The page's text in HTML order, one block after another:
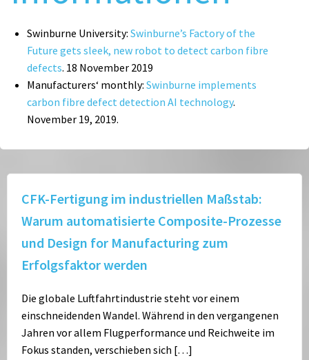
Swinburne University: Swinburne’s Factory of the
Future gets sleek, new robot to detect carbon fibre
defects. 18 November 2019
Manufacturers‘ monthly: Swinburne implements
carbon fibre defect detection AI technology.
November 19, 2019.
CFK-Fertigung im industriellen Maßstab:
Warum automatisierte Composite-Prozesse
und Design for Manufacturing zum
Erfolgsfaktor werden
Die globale Luftfahrtindustrie steht vor einem
einschneidenden Wandel. Während in den vergangenen
Jahren vor allem Flugperformance und Reichweite im
Fokus standen, verschieben sich […]